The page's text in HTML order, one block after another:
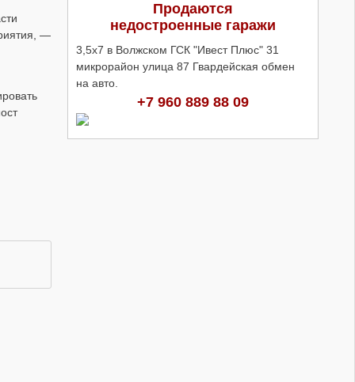
—
Продаются
недостроенные гаражи
3,5х7 в Волжском ГСК "Ивест Плюс" 31
микрорайон улица 87 Гвардейская обмен
на авто.
+7 960 889 88 09